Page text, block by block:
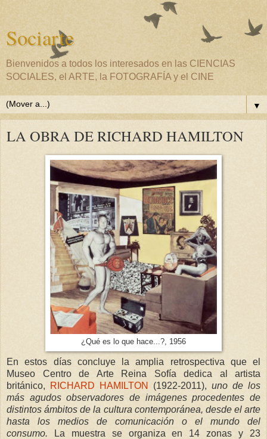
Sociarte
Bienvenidos a todos los interesados en las CIENCIAS
SOCIALES, el ARTE, la FOTOGRAFÍA y el CINE
▼
LA OBRA DE RICHARD HAMILTON
¿Qué es lo que hace...?, 1956
En estos días concluye la amplia retrospectiva que el
Museo Centro de Arte Reina Sofía dedica al artista
británico,
RICHARD HAMILTON (1922-2011), uno de los
más agudos observadores de imágenes procedentes de
distintos ámbitos de la cultura contemporánea, desde el arte
hasta los medios de comunicación o el mundo del
consumo. La muestra se organiza en 14 zonas y 23